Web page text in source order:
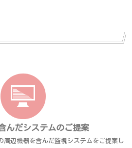
んだシステムのご提案
周辺機器を含んだ監視システムをご提案し